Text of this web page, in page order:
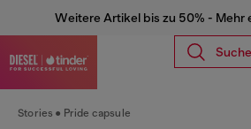
Weitere Artikel bis zu 50% - Mehr
Stories Pride capsule